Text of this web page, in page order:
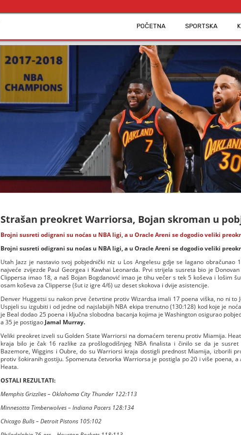
POČETNA SPORTSKA
Strašan preokret Warriorsa, Bojan skroman u
Brojni susreti odigrani su noćas u NBA ligi, a u Oracle Areni se dogodio veliki
Brojni susreti odigrani su noćas u NBA ligi, a u Oracle Areni se dogodio veliki
Utah Jazz je nastavio svoj pobjednički niz u Los Angelesu gdje se lagano obračunao
najveće zvijezde Paul Georgea i Kawhai Leonarda. Prvi strijela susreta bio je
Clippersa imao 18, a naš Bojan Bogdanović imao je tihu večer s tek 5 koševa i lošim
osam koševa za Clipperse (šut iz igre 4/6) uz deset skokova i dvije asistencije.
Denver Huggetsi su nakon prve četvrtine protiv Wizardsa imali 17 poena viška, no ni to
Uspjeli su izgubiti i od jedne od najslabijih NBA ekipa trenutno (130:128) kod koje je
je Beal dodao 25 poena i ključna slobodna bacanja kojima je Washington osigurao
a 35 je postigao Jamal Murray.
Veliki preokret izveli su Golden State Warriorsi na domaćem terenu protiv Miamija.
kraja bilo je čak 16 razlike za prošlogodišnjeg NBA finalista i činilo se da je
Bazemore, Wiggins i Oubre, do su Warriorsi kraja dostigli prednost Miamija, izborili
protiv šokiranih gostiju. Spomenuta četvorka Warriorsa je postigla po 20 i više poena,
Heata.
OSTALI REZULTATI:
Memphis Grizzlies – Oklahoma City Thunder 122:113
Minnesotta Timberwolves – Indiana Pacers 128:134
Chicago Bulls – Detroit Pistons 105:102